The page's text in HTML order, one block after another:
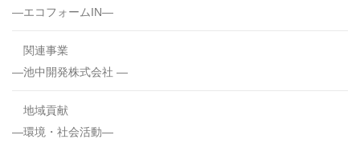
—エコフォームIN—
関連事業
―池中開発株式会社 ―
地域貢献
―環境・社会活動―